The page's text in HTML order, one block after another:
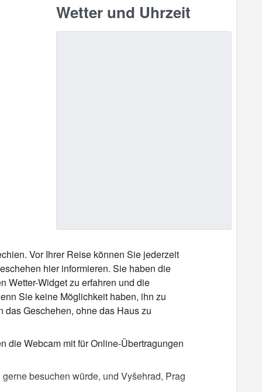
Wetter und Uhrzeit
Vor Ihrer Reise können Sie jederzeit
hier informieren. Sie haben die
Wetter-Widget zu erfahren und die
Sie keine Möglichkeit haben, ihn zu
Geschehen, ohne das Haus zu
die Webcam mit für Online-Übertragungen
besuchen würde, und Vyšehrad, Prag